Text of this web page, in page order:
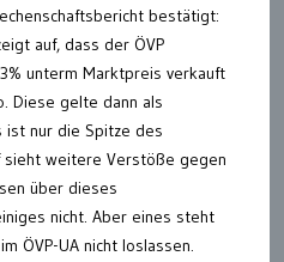
bestätigt:
auf, dass der ÖVP
unterm Marktpreis verkauft
Diese gelte dann als
ist nur die Spitze des
sieht weitere Verstöße gegen
über dieses
nicht. Aber eines steht
ÖVP-UA nicht loslassen.